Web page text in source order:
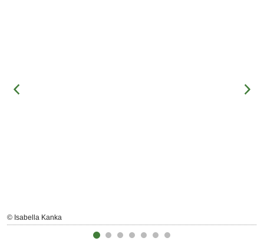
© Isabella Kanka